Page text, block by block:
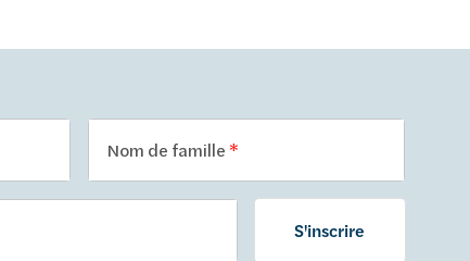
Nom de famille
S'inscrire